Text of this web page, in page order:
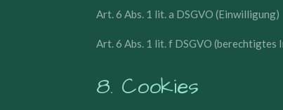
Art. 6 Abs. 1 lit. a DSGVO (Einwilligung)
Art. 6 Abs. 1 lit. f DSGVO (berechtigtes
8. Cookies